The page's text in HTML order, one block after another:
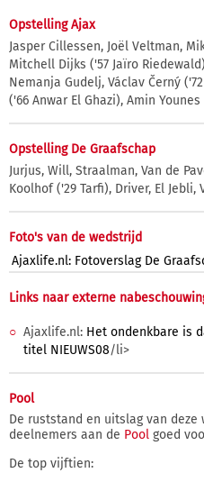
Opstelling Ajax
Jasper Cillessen, Joël Veltman,
Mitchell Dijks ('57 Jaïro
Nemanja Gudelj, Václav Černý
('66 Anwar El Ghazi), Amin Younes
Opstelling De Graafschap
Jurjus, Will, Straalman, Van de
Koolhof ('29 Tarfi), Driver, El Jebli,
Foto's van de wedstrijd
Ajaxlife.nl: Fotoverslag De
Links naar externe
Ajaxlife.nl: Het ondenkbare is
titel NIEUWS08/li>
Pool
De ruststand en uitslag van
deelnemers aan de Pool goed
De top vijftien: